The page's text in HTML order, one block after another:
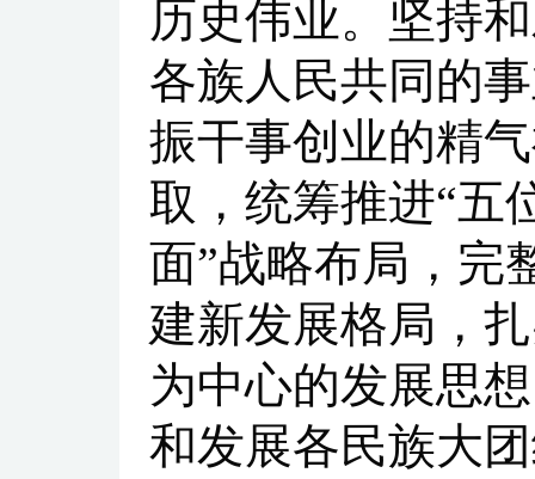
历史伟业。坚持
各族人民共同的
振干事创业的精
取，统筹推进“五
面”战略布局，完
建新发展格局，
为中心的发展思
和发展各民族大